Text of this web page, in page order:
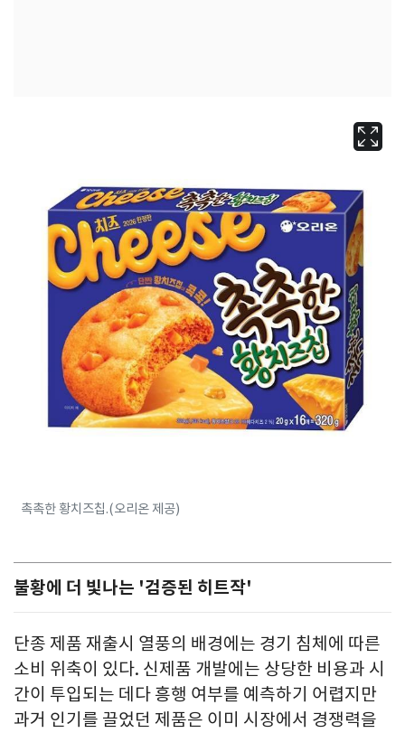
촉촉한 황치즈칩.(오리온 제공)
불황에 더 빛나는 '검증된 히트작'
단종 제품 재출시 열풍의 배경에는 경기 침체에 따른
소비 위축이 있다. 신제품 개발에는 상당한 비용과 시
간이 투입되는 데다 흥행 여부를 예측하기 어렵지만
과거 인기를 끌었던 제품은 이미 시장에서 경쟁력을